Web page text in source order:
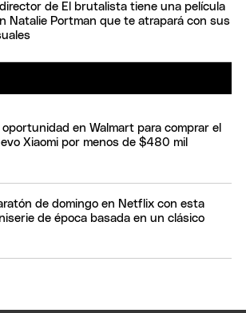
director de El brutalista tiene una película
Natalie Portman que te atrapará con sus
oportunidad en Walmart para comprar el
Xiaomi por menos de $480 mil
de domingo en Netflix con esta
de época basada en un clásico